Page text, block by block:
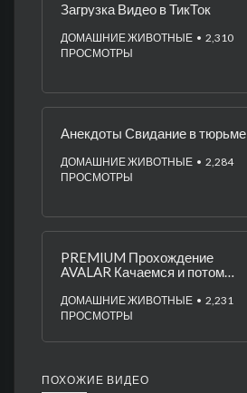
Загрузка Видео в ТикТок
ДОМАШНИЕ ЖИВОТНЫЕ • 2,310
ПРОСМОТРЫ
Анекдоты Свидание в тюрьме
ДОМАШНИЕ ЖИВОТНЫЕ • 2,284
ПРОСМОТРЫ
PREMIUM Прохождение
AVALAR Качаемся и потом
ДОМАШНИЕ ЖИВОТНЫЕ • 2,231
ПРОСМОТРЫ
ПОХОЖИЕ ВИДЕО